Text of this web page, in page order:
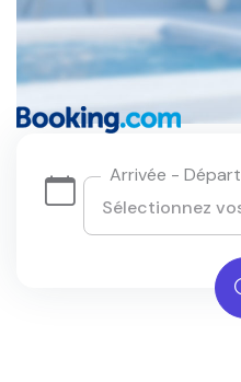
Arrivée - Départ